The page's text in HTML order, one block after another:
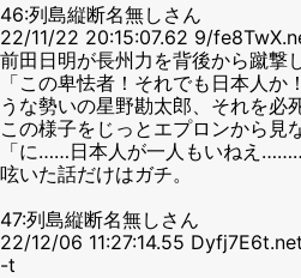
46:列島縦断名無しさん
22/11/22 20:15:07.62 9/
前田日明が長州力を背後から蹴撃
「この卑怯者！それでも日本人
うな勢いの星野勘太郎、それを必
この様子をじっとエプロンから見
「に……日本人が一人もいねえ
呟いた話だけはガチ。
47:列島縦断名無しさん
22/12/06 11:27:14.55 Dyfj7E6t.net
-t